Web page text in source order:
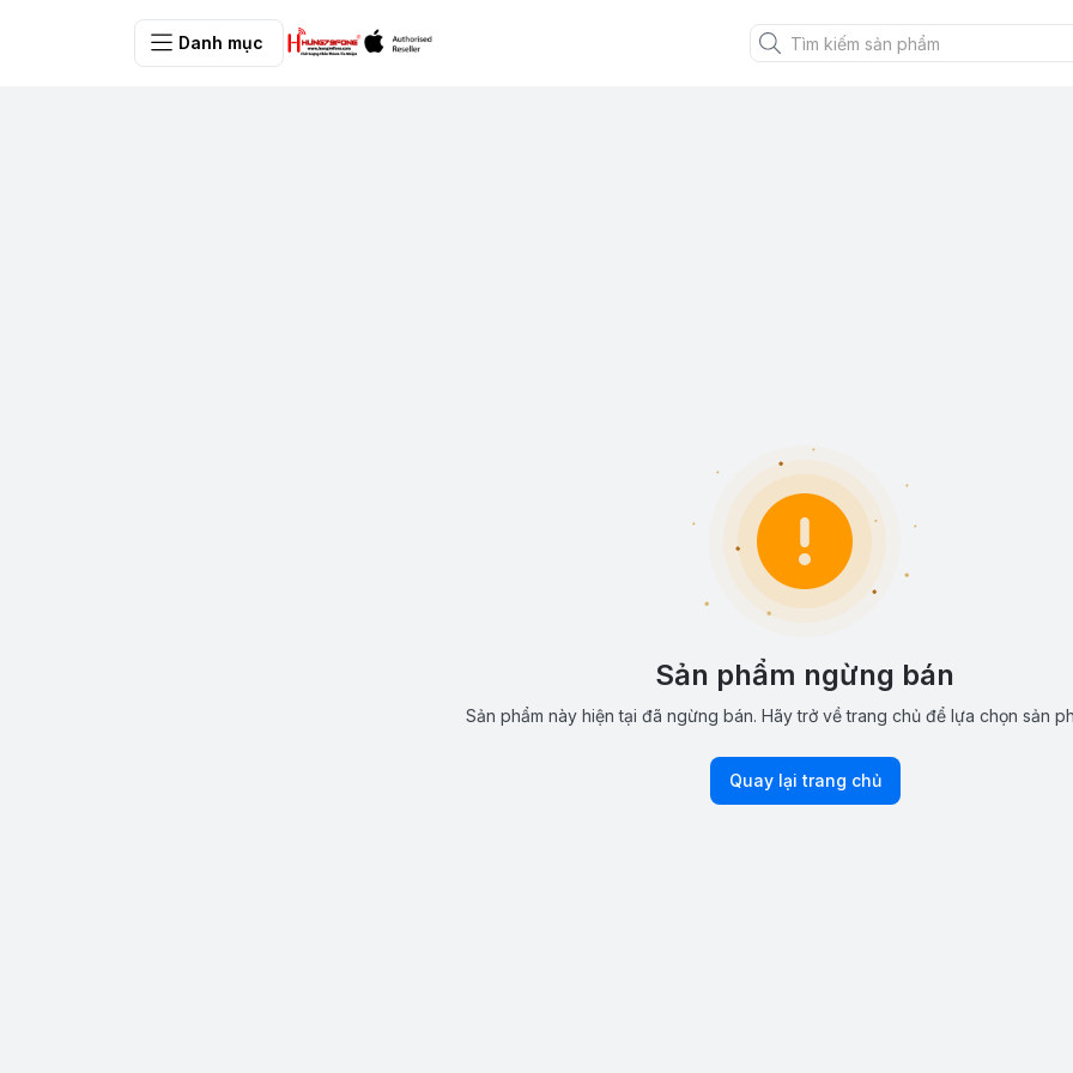
Danh mục
Sản phẩm ngừng bán
Sản phẩm này hiện tại đã ngừng bán. Hãy trở về trang chủ để lựa chọn sản
Quay lại trang chủ